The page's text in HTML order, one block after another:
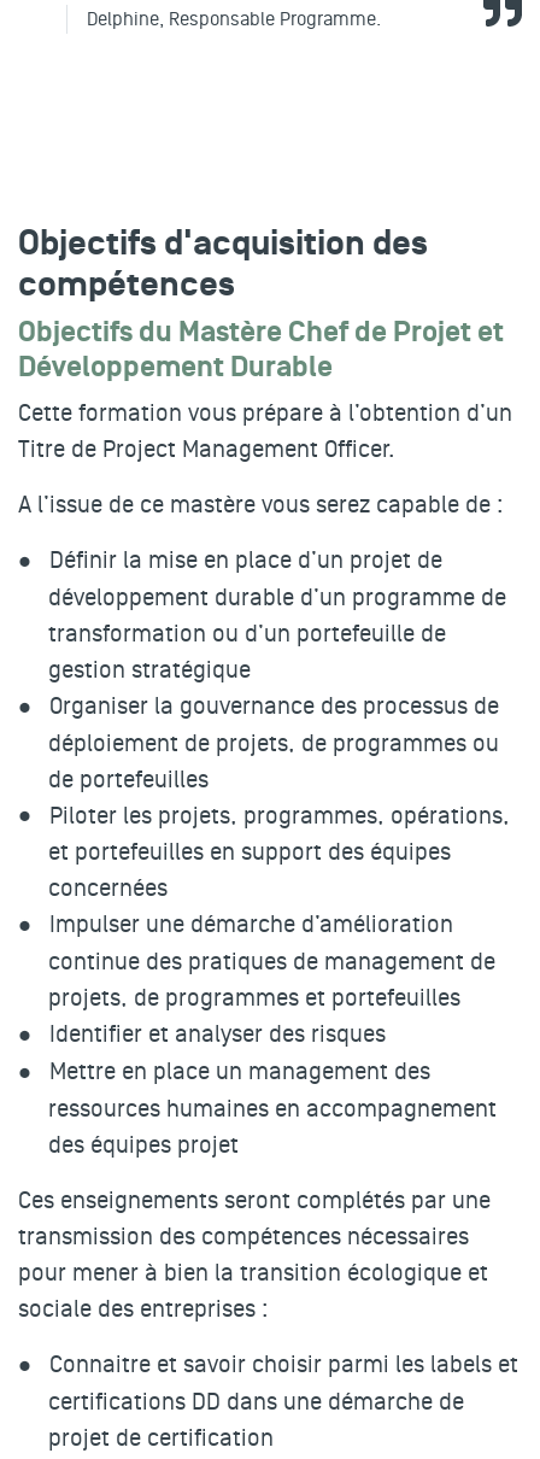
Delphine, Responsable Programme.
Objectifs d'acquisition des
compétences
Objectifs du Mastère Chef de Projet et
Développement Durable
Cette formation vous prépare à l’obtention d’un
Titre de Project Management Officer.
A l’issue de ce mastère vous serez capable de :
Définir la mise en place d’un projet de
développement durable d’un programme de
transformation ou d’un portefeuille de
gestion stratégique
Organiser la gouvernance des processus de
déploiement de projets, de programmes ou
de portefeuilles
Piloter les projets, programmes, opérations,
et portefeuilles en support des équipes
concernées
Impulser une démarche d’amélioration
continue des pratiques de management de
projets, de programmes et portefeuilles
Identifier et analyser des risques
Mettre en place un management des
ressources humaines en accompagnement
des équipes projet
Ces enseignements seront complétés par une
transmission des compétences nécessaires
pour mener à bien la transition écologique et
sociale des entreprises :
Connaitre et savoir choisir parmi les labels et
certifications DD dans une démarche de
projet de certification